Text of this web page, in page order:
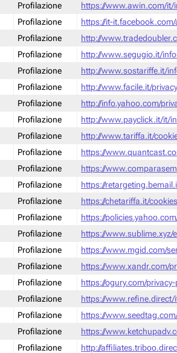
Profilazione
https://www.awin.com/it/
Profilazione
https://it-
Profilazione
http://
Profilazione
http://www.segugio.it/
Profilazione
http://www.sostariffe.it/
Profilazione
http://www.facile.it/
Profilazione
http://info.yahoo.com/
Profilazione
http://www.payclick.it/it/
Profilazione
http://www.tariffa.it/
Profilazione
https://
Profilazione
https://
Profilazione
https://
Profilazione
https://chetariffa.it/
Profilazione
https://
Profilazione
https://www.sublime.xyz/
Profilazione
https://www.mgid.com/
Profilazione
https://www.xandr.com/
Profilazione
https://ogury.com/
Profilazione
https://
Profilazione
https://
Profilazione
https://
Profilazione
http://